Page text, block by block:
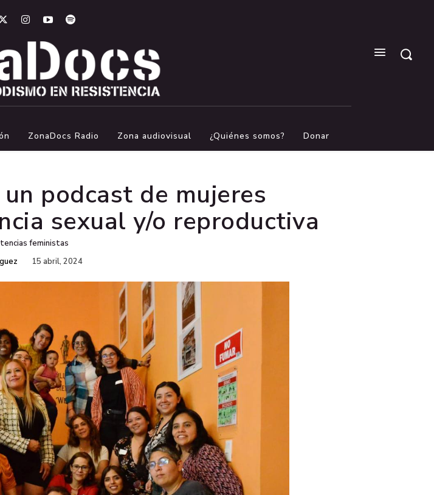
ZonaDocs Radio Zona audiovisual ¿Quiénes somos? Donar
un podcast de mujeres
sexual y/o reproductiva
feministas
15 abril, 2024